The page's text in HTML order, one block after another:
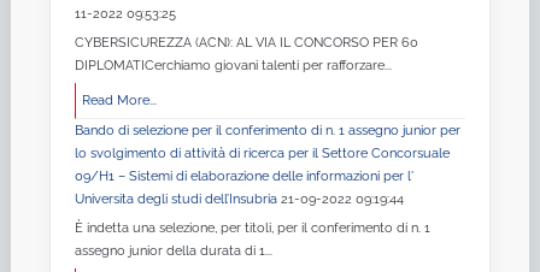
11-2022 09:53:25
CYBERSICUREZZA (ACN): AL VIA IL CONCORSO PER 60
DIPLOMATICerchiamo giovani talenti per rafforzare...
Read More...
Bando di selezione per il conferimento di n. 1 assegno junior per
lo svolgimento di attività di ricerca per il Settore Concorsuale
09/H1 – Sistemi di elaborazione delle informazioni per l'
Universita degli studi dell’Insubria 21-09-2022 09:19:44
È indetta una selezione, per titoli, per il conferimento di n. 1
assegno junior della durata di 1...